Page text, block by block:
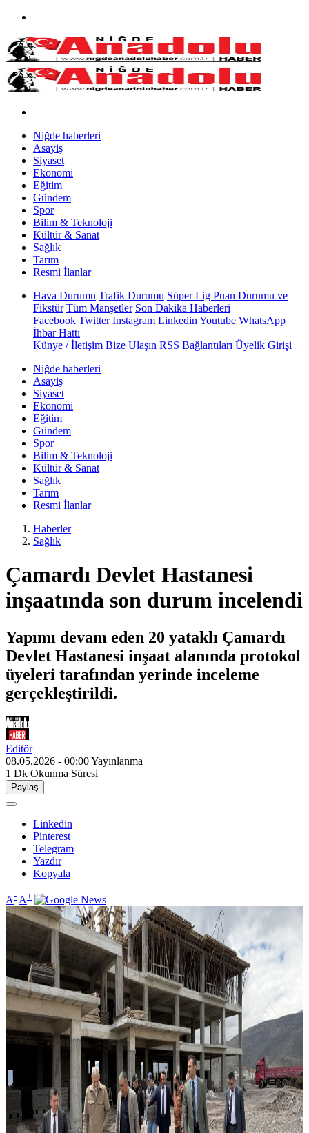
Niğde haberleri
Asayiş
Siyaset
Ekonomi
Eğitim
Gündem
Spor
Bilim & Teknoloji
Kültür & Sanat
Sağlık
Tarım
Resmi İlanlar
Hava Durumu Trafik Durumu Süper Lig Puan Durumu ve
Fikstür Tüm Manşetler Son Dakika Haberleri
Facebook Twitter Instagram Linkedin Youtube WhatsApp
İhbar Hattı
Künye / İletişim Bize Ulaşın RSS Bağlantıları Üyelik Girişi
Niğde haberleri
Asayiş
Siyaset
Ekonomi
Eğitim
Gündem
Spor
Bilim & Teknoloji
Kültür & Sanat
Sağlık
Tarım
Resmi İlanlar
Haberler
Sağlık
Çamardı Devlet Hastanesi
inşaatında son durum incelendi
Yapımı devam eden 20 yataklı Çamardı
Devlet Hastanesi inşaat alanında protokol
üyeleri tarafından yerinde inceleme
gerçekleştirildi.
Editör
08.05.2026 - 00:00Yayınlanma
1 Dk Okunma Süresi
Paylaş
Linkedin
Pinterest
Telegram
Yazdır
Kopyala
A- A+